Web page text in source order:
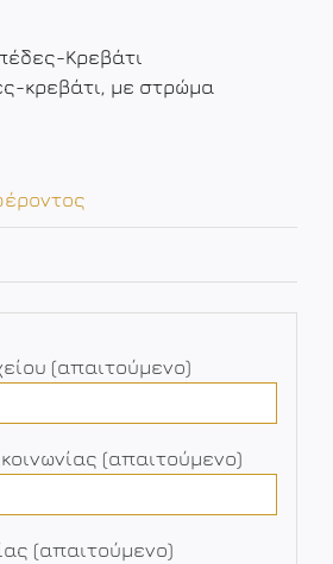
Κρεβάτι
κρεβάτι, με στρώμα
(απαιτούμενο)
(απαιτούμενο)
(απαιτούμενο)